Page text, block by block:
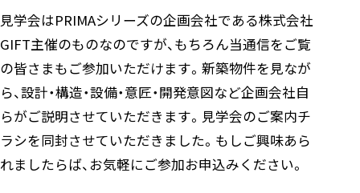
見学会はPRIMAシリーズの企画会社である株式会社
GIFT主催のものなのですが、もちろん当通信をご覧
の皆さまもご参加いただけます。新築物件を見なが
ら、設計・構造・設備・意匠・開発意図など企画会社自
らがご説明させていただきます。見学会のご案内チ
ラシを同封させていただきました。もしご興味あら
れましたらば、お気軽にご参加お申込みください。